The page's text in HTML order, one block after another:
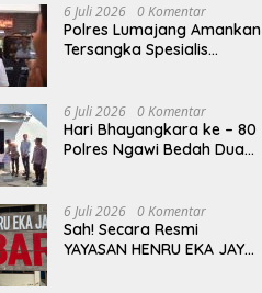
6 Juli 2026 0 Komentar
Polres Lumajang Amankan
Tersangka Spesialis
6 Juli 2026 0 Komentar
Hari Bhayangkara ke – 80
Polres Ngawi Bedah Dua
Harapan Warga
6 Juli 2026 0 Komentar
Sah! Secara Resmi
YAYASAN HENRU EKA JAYA